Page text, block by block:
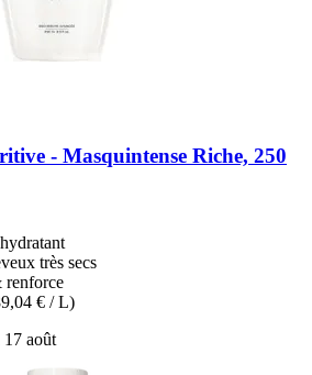
-​ Masquintense Riche, 250
très secs
renforce
€ / L)
août